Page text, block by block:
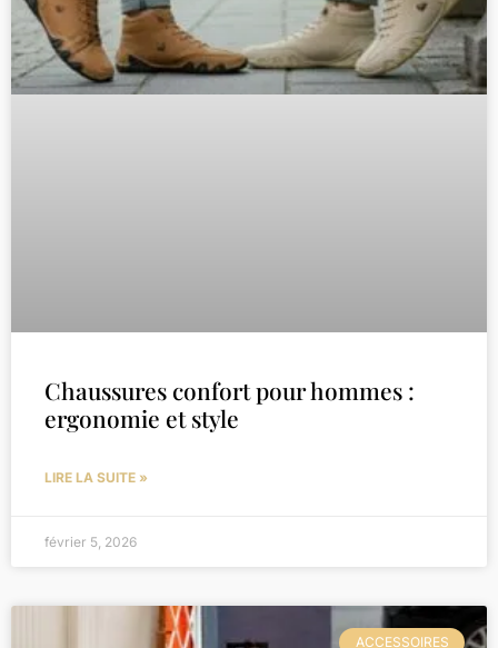
Chaussures confort pour hommes :
ergonomie et style
LIRE LA SUITE »
février 5, 2026
ACCESSOIRES